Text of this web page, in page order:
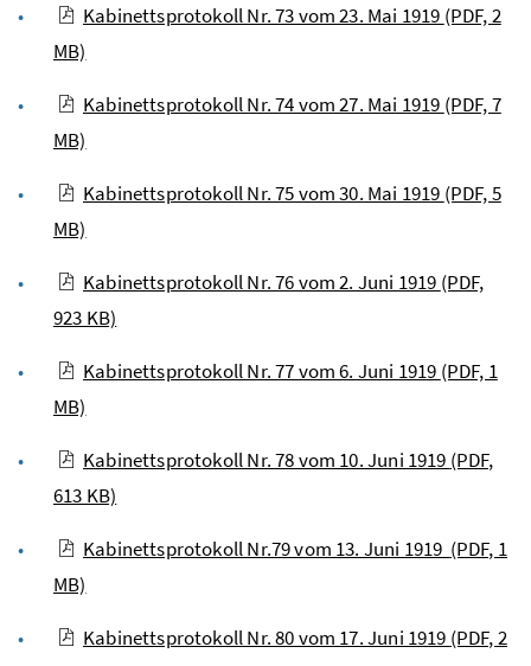
Kabinettsprotokoll Nr. 73 vom 23. Mai 1919 (PDF, 2
MB)
Kabinettsprotokoll Nr. 74 vom 27. Mai 1919 (PDF, 7
MB)
Kabinettsprotokoll Nr. 75 vom 30. Mai 1919 (PDF, 5
MB)
Kabinettsprotokoll Nr. 76 vom 2. Juni 1919 (PDF,
923 KB)
Kabinettsprotokoll Nr. 77 vom 6. Juni 1919 (PDF, 1
MB)
Kabinettsprotokoll Nr. 78 vom 10. Juni 1919 (PDF,
613 KB)
Kabinettsprotokoll Nr.79 vom 13. Juni 1919 (PDF, 1
MB)
Kabinettsprotokoll Nr. 80 vom 17. Juni 1919 (PDF, 2